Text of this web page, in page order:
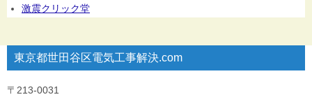
激震クリック堂
東京都世田谷区電気工事解決.com
〒213-0031